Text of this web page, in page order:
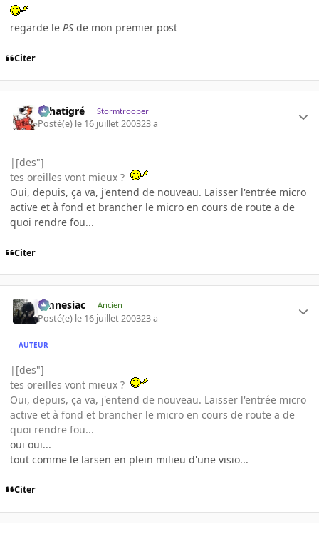
regarde le PS de mon premier post
Citer
r.chatigré Stormtrooper
Posté(e) le 16 juillet 200323 a
|[des"]
tes oreilles vont mieux ?
Oui, depuis, ça va, j'entend de nouveau. Laisser l'entrée micro
active et à fond et brancher le micro en cours de route a de
quoi rendre fou...
Citer
Amnesiac Ancien
Posté(e) le 16 juillet 200323 a
AUTEUR
|[des"]
tes oreilles vont mieux ?
Oui, depuis, ça va, j'entend de nouveau. Laisser l'entrée micro
active et à fond et brancher le micro en cours de route a de
quoi rendre fou...
oui oui...
tout comme le larsen en plein milieu d'une visio...
Citer